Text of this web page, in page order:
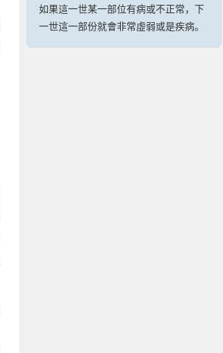
如果這一世某一部位有病或不正常，下
一世這一部份就會非常虛弱或是疾病。